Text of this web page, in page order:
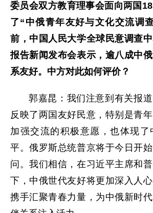
委员会双方教育理事会面向两国
了“中俄青年友好与文化交流调
前，中国人民大学全球民意调查
报告新闻发布会表示，逾八成中
系友好。中方对此如何评价？
郭嘉昆：我们注意到有关报
反映了两国友好民意，特别是青
加强交流的积极意愿，也体现了
平。俄罗斯总统普京将于今日开
问。我们相信，在习近平主席和
下，中俄世代友好将更加深入人
携手汇聚青春力量，为中俄新时